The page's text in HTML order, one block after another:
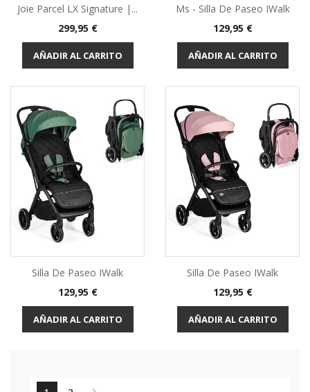
Joie Parcel LX Signature |...
Precio
299,95 €
AÑADIR AL CARRITO
Ms - Silla De Paseo IWalk
Precio
129,95 €
AÑADIR AL CARRITO
Silla De Paseo IWalk
Precio
129,95 €
AÑADIR AL CARRITO
Silla De Paseo IWalk
Precio
129,95 €
AÑADIR AL CARRITO